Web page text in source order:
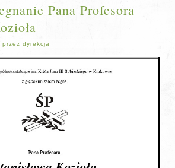
Pana Profesora
przez dyrekcja